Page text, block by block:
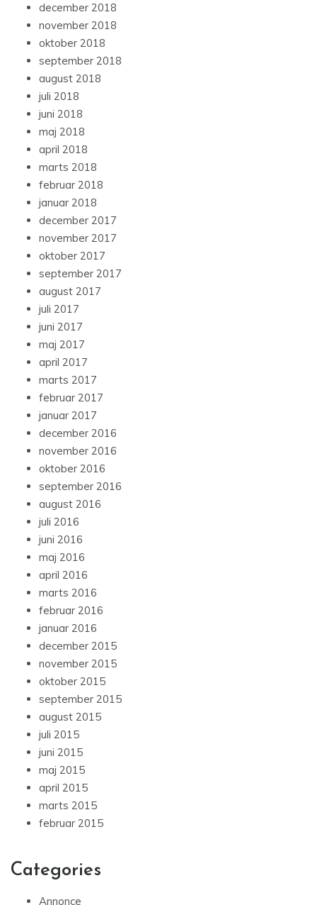
december 2018
november 2018
oktober 2018
september 2018
august 2018
juli 2018
juni 2018
maj 2018
april 2018
marts 2018
februar 2018
januar 2018
december 2017
november 2017
oktober 2017
september 2017
august 2017
juli 2017
juni 2017
maj 2017
april 2017
marts 2017
februar 2017
januar 2017
december 2016
november 2016
oktober 2016
september 2016
august 2016
juli 2016
juni 2016
maj 2016
april 2016
marts 2016
februar 2016
januar 2016
december 2015
november 2015
oktober 2015
september 2015
august 2015
juli 2015
juni 2015
maj 2015
april 2015
marts 2015
februar 2015
Categories
Annonce